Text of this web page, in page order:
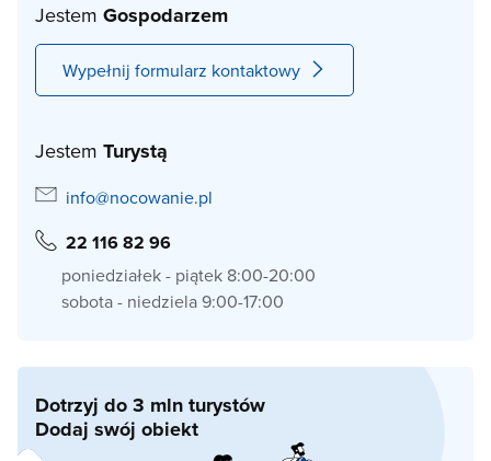
Jestem Gospodarzem
Wypełnij formularz kontaktowy
Jestem Turystą
info@nocowanie.pl
22 116 82 96
poniedziałek - piątek 8:00-20:00
sobota - niedziela 9:00-17:00
Dotrzyj do 3 mln turystów
Dodaj swój obiekt